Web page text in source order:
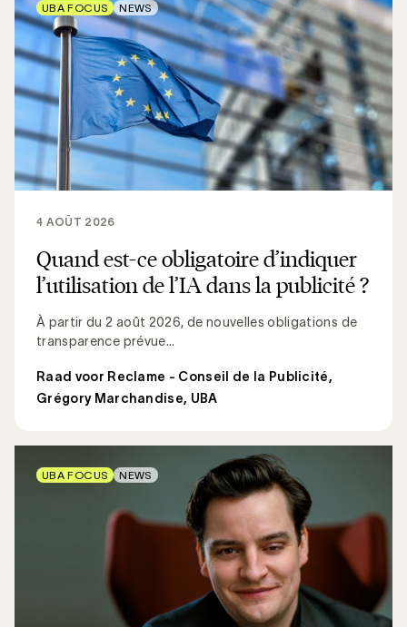
Quand est-ce obligatoire d’indiquer
l’utilisation de l’IA dans la publicité ?
À partir du 2 août 2026, de nouvelles obligations de
transparence prévue...
4 AOÛT 2026
Raad voor Reclame - Conseil de la Publicité,
Grégory Marchandise, UBA
UBA FOCUS NEWS
UBA FOCUS NEWS